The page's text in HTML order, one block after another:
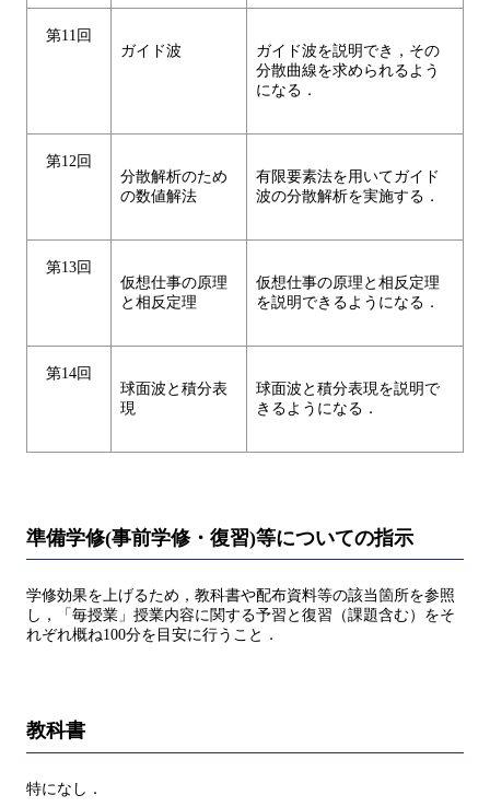
第11回
ガイド波
ガイド波を説明でき，その
分散曲線を求められるよう
になる．
第12回
分散解析のため
の数値解法
有限要素法を用いてガイド
波の分散解析を実施する．
第13回
仮想仕事の原理
と相反定理
仮想仕事の原理と相反定理
を説明できるようになる．
第14回
球面波と積分表
現
球面波と積分表現を説明で
きるようになる．
準備学修(事前学修・復習)等についての指示
学修効果を上げるため，教科書や配布資料等の該当箇所を参照
し，「毎授業」授業内容に関する予習と復習（課題含む）をそ
れぞれ概ね100分を目安に行うこと．
教科書
特になし．